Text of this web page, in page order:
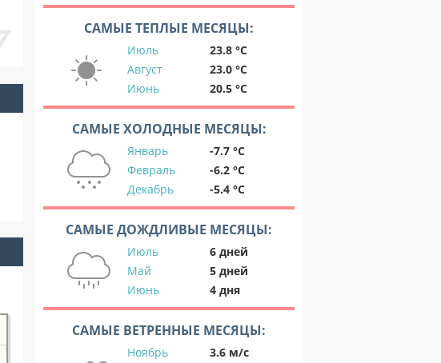
САМЫЕ ТЕПЛЫЕ МЕСЯЦЫ:
Июль
23.8 °C
Август
23.0 °C
Июнь
20.5 °C
САМЫЕ ХОЛОДНЫЕ МЕСЯЦЫ:
Январь
-7.7 °C
Февраль
-6.2 °C
Декабрь
-5.4 °C
САМЫЕ ДОЖДЛИВЫЕ МЕСЯЦЫ:
Июль
6 дней
Май
5 дней
Июнь
4 дня
САМЫЕ ВЕТРЕННЫЕ МЕСЯЦЫ:
Ноябрь
3.6 м/с